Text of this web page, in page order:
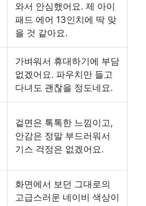
와서 안심했어요. 제 아이
패드 에어 13인치에 딱 맞
을 것 같아요.
가벼워서 휴대하기에 부담
없겠어요. 파우치만 들고
다녀도 괜찮을 정도네요.
겉면은 톡톡한 느낌이고,
안감은 정말 부드러워서
기스 걱정은 없겠어요.
화면에서 보던 그대로의
고급스러운 네이비 색상이